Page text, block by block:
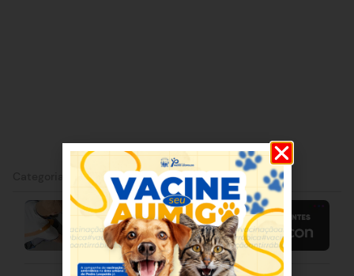
Pedro Leopoldo